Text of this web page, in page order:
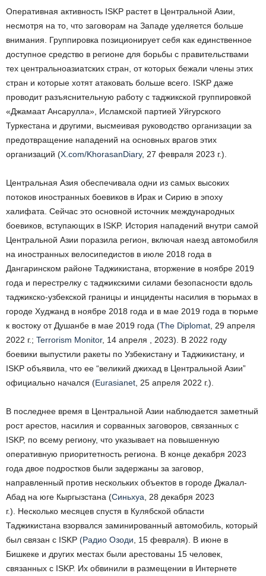
Оперативная активность ISKP растет в Центральной Азии,
несмотря на то, что заговорам на Западе уделяется больше
внимания. Группировка позиционирует себя как единственное
доступное средство в регионе для борьбы с правительствами
тех центральноазиатских стран, от которых бежали члены этих
стран и которые хотят атаковать больше всего. ISKP даже
проводит разъяснительную работу с таджикской группировкой
«Джамаат Ансарулла», Исламской партией Уйгурского
Туркестана и другими, высмеивая руководство организации за
предотвращение нападений на основных врагов этих
организаций (X.com/KhorasanDiary, 27 февраля 2023 г.).
Центральная Азия обеспечивала одни из самых высоких
потоков иностранных боевиков в Ирак и Сирию в эпоху
халифата. Сейчас это основной источник международных
боевиков, вступающих в ISKP. История нападений внутри самой
Центральной Азии поразила регион, включая наезд автомобиля
на иностранных велосипедистов в июле 2018 года в
Дангаринском районе Таджикистана, вторжение в ноябре 2019
года и перестрелку с таджикскими силами безопасности вдоль
таджикско-узбекской границы и инциденты насилия в тюрьмах в
городе Худжанд в ноябре 2018 года и в мае 2019 года в тюрьме
к востоку от Душанбе в мае 2019 года (The Diplomat , 29 апреля
2022 г.; Terrorism Monitor, 14 апреля , 2023). В 2022 году
боевики выпустили ракеты по Узбекистану и Таджикистану, и
ISKP объявила, что ее “великий джихад в Центральной Азии”
официально начался (Eurasianet , 25 апреля 2022 г.).
В последнее время в Центральной Азии наблюдается заметный
рост арестов, насилия и сорванных заговоров, связанных с
ISKP, по всему региону, что указывает на повышенную
оперативную приоритетность региона. В конце декабря 2023
года двое подростков были задержаны за заговор,
направленный против нескольких объектов в городе Джалал-
Абад на юге Кыргызстана (Синьхуа , 28 декабря 2023
г.). Несколько месяцев спустя в Кулябской области
Таджикистана взорвался заминированный автомобиль, который
был связан с ISKP (Радио Озоди , 15 февраля). В июне в
Бишкеке и других местах были арестованы 15 человек,
связанных с ISKP. Их обвинили в размещении в Интернете